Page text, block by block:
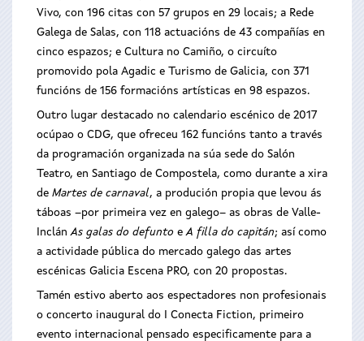
Vivo, con 196 citas con 57 grupos en 29 locais; a Rede
Galega de Salas, con 118 actuacións de 43 compañías en
cinco espazos; e Cultura no Camiño, o circuíto
promovido pola Agadic e Turismo de Galicia, con 371
funcións de 156 formacións artísticas en 98 espazos.
Outro lugar destacado no calendario escénico de 2017
ocúpao o CDG, que ofreceu 162 funcións tanto a través
da programación organizada na súa sede do Salón
Teatro, en Santiago de Compostela, como durante a xira
de Martes de carnaval, a produción propia que levou ás
táboas –por primeira vez en galego– as obras de Valle-
InclánAs galas do defunto eA filla do capitán; así como
a actividade pública do mercado galego das artes
escénicas Galicia Escena PRO, con 20 propostas.
Tamén estivo aberto aos espectadores non profesionais
o concerto inaugural do I Conecta Fiction, primeiro
evento internacional pensado especificamente para a